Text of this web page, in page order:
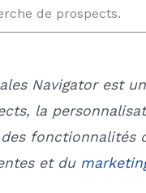
de prospects.
Navigator est un
la
fonctionnalités
et du